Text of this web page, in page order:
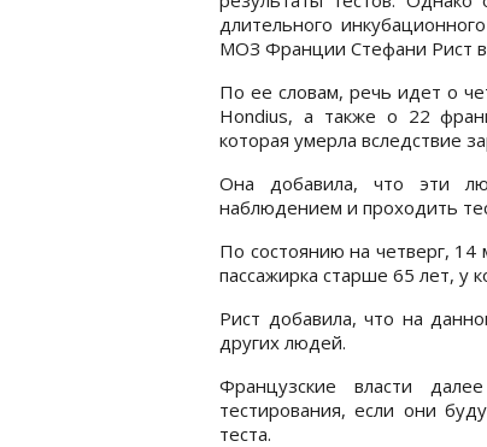
длительного
МОЗ Франции Стефани Рист в
По ее словам, речь идет о
Hondius, а также о 22
которая умерла вследствие
Она добавила, что эти
наблюдением и проходить
По состоянию на четверг, 14
пассажирка старше 65 лет, у
Рист добавила, что на
других людей.
Французские власти
тестирования, если они
теста.